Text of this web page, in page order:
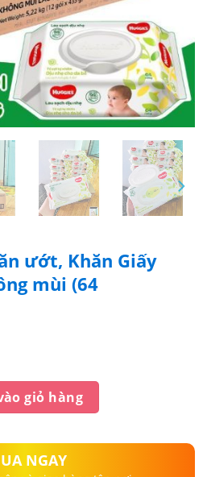
ướt, Khăn Giấy
mùi (64
giỏ hàng
NGAY